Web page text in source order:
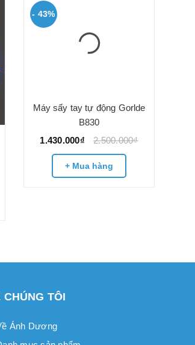
- 43%
Máy sấy tay tự động Gorlde
B830
1.430.000₫
2.500.000₫
CHÚNG TÔI
Ánh Dương